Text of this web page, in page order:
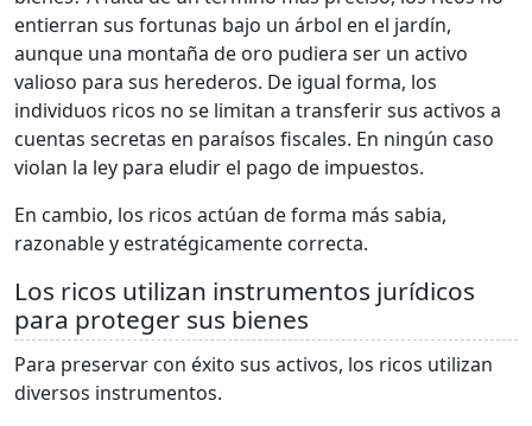
entierran sus fortunas bajo un árbol en el jardín,
aunque una montaña de oro pudiera ser un activo
valioso para sus herederos. De igual forma, los
individuos ricos no se limitan a transferir sus activos a
cuentas secretas en paraísos fiscales. En ningún caso
violan la ley para eludir el pago de impuestos.
En cambio, los ricos actúan de forma más sabia,
razonable y estratégicamente correcta.
Los ricos utilizan instrumentos jurídicos
para proteger sus bienes
Para preservar con éxito sus activos, los ricos utilizan
diversos instrumentos.